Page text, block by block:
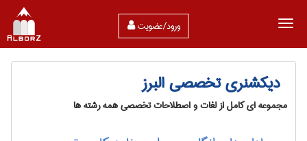
ورود/عضویت
دیکشنری تخصصی البرز
مجموعه ای کامل از لغات و اصطلاحات تخصصی همه رشته ها